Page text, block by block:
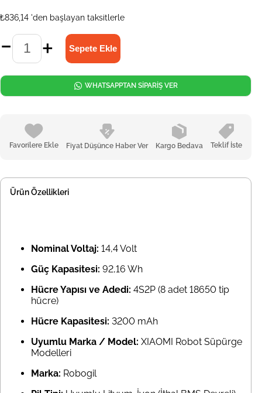
₺836,14 'den başlayan taksitlerle
Favorilere Ekle Fiyat Düşünce Haber Ver Kargo Bedava Teklif İste
WHATSAPPTAN SİPARİŞ VER
Ürün Özellikleri
Nominal Voltaj: 14,4 Volt
Güç Kapasitesi: 92,16 Wh
Hücre Yapısı ve Adedi: 4S2P (8 adet 18650 tip
hücre)
Hücre Kapasitesi: 3200 mAh
Uyumlu Marka / Model: XIAOMI Robot Süpürge
Modelleri
Marka: Robogil